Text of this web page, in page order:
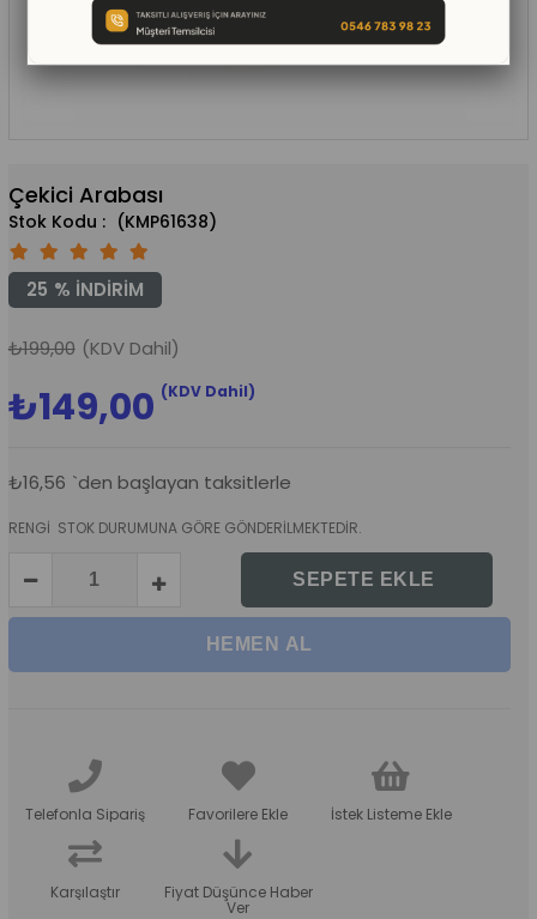
Çekici Arabası
(KMP61638)
%
25 İNDIRIM
₺199,00 (KDV Dahil)
₺149,00 (KDV Dahil)
₺16,56 `den başlayan taksitlerle
RENGİ STOK DURUMUNA GÖRE GÖNDERİLMEKTEDİR.
Telefonla Sipariş Favorilere Ekle İstek Listeme Ekle
Karşılaştır Fiyat Düşünce Haber
Ver